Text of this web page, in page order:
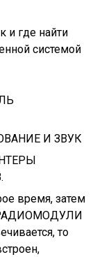
и где найти
системой
И ЗВУК
время, затем
то